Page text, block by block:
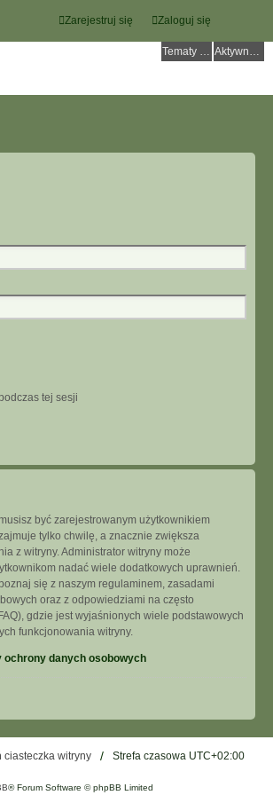
Zaloguj się
Zarejestruj się
Tematy bez odpowiedzi Aktywne tematy
tej sesji
być zarejestrowanym użytkownikiem
tylko chwilę, a znacznie zwiększa
z witryny. Administrator witryny może
nadać wiele dodatkowych uprawnień.
się z naszym regulaminem, zasadami
oraz z odpowiedziami na często
gdzie jest wyjaśnionych wiele podstawowych
funkcjonowania witryny.
ochrony danych osobowych
ciasteczka witryny Strefa czasowa UTC+02:00
® Forum Software © phpBB Limited